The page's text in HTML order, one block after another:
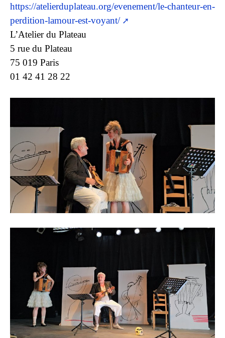
https://atelierduplateau.org/evenement/le-chanteur-en-
perdition-lamour-est-voyant/
L’Atelier du Plateau
5 rue du Plateau
75 019 Paris
01 42 41 28 22